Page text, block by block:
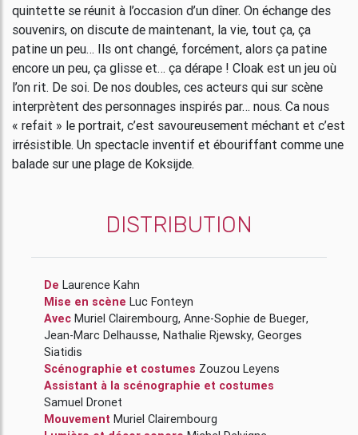
quintette se réunit à l’occasion d’un dîner. On échange des
souvenirs, on discute de maintenant, la vie, tout ça, ça
patine un peu… Ils ont changé, forcément, alors ça patine
encore un peu, ça glisse et… ça dérape ! Cloak est un jeu où
l’on rit. De soi. De nos doubles, ces acteurs qui sur scène
interprètent des personnages inspirés par… nous. Ca nous
« refait » le portrait, c’est savoureusement méchant et c’est
irrésistible. Un spectacle inventif et ébouriffant comme une
balade sur une plage de Koksijde.
DISTRIBUTION
De Laurence Kahn
Mise en scène Luc Fonteyn
Avec Muriel Clairembourg, Anne-Sophie de Bueger,
Jean-Marc Delhausse, Nathalie Rjewsky, Georges
Siatidis
Scénographie et costumes Zouzou Leyens
Assistant à la scénographie et costumes
Samuel Dronet
Mouvement Muriel Clairembourg